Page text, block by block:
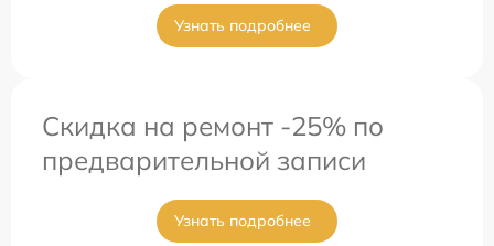
Узнать подробнее
Скидка на ремонт -25% по
предварительной записи
Узнать подробнее